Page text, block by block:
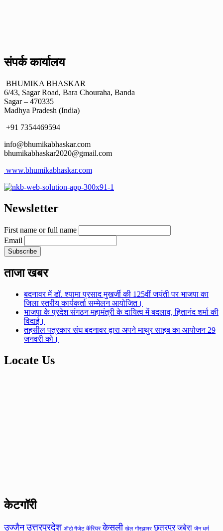
संपर्क कार्यालय
BHUMIKA BHASKAR
6/43, Sagar Road, Bara Chouraha, Banda
Sagar – 470335
Madhya Pradesh (India)
+91 7354469594
info@bhumikabhaskar.com
bhumikabhaskar2020@gmail.com
www.bhumikabhaskar.com
Newsletter
First name or full name
Email
ताजा खबर
बदनावर में डॉ. श्यामा प्रसाद मुखर्जी की 125वीं जयंती पर भाजपा का
जिला स्तरीय कार्यकर्ता सम्मेलन आयोजित।
भाजपा के प्रदेश संगठन महामंत्री के दायित्व में बदलाव, हितानंद शर्मा की
विदाई।
तहसील पत्रकार संघ बदनावर द्वारा अपने माथुर साहब का आयोजन 29
जनवरी को।
Locate Us
केटगॉरी
उज्जैन उत्तरप्रदेश ऑटो गैजेट कॅरियर केसली खेल गौरझामर छतरपुर जबेरा जैन धर्म